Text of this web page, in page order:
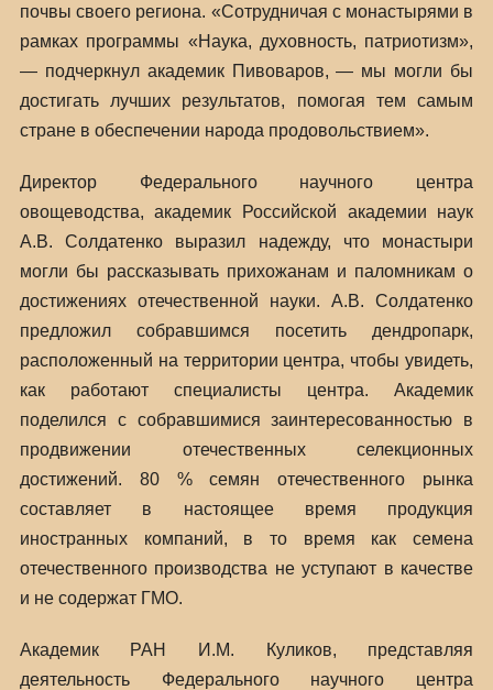
почвы своего региона. «Сотрудничая с монастырями в
рамках программы «Наука, духовность, патриотизм»,
— подчеркнул академик Пивоваров, — мы могли бы
достигать лучших результатов, помогая тем самым
стране в обеспечении народа продовольствием».
Директор Федерального научного центра
овощеводства, академик Российской академии наук
А.В. Солдатенко выразил надежду, что монастыри
могли бы рассказывать прихожанам и паломникам о
достижениях отечественной науки. А.В. Солдатенко
предложил собравшимся посетить дендропарк,
расположенный на территории центра, чтобы увидеть,
как работают специалисты центра. Академик
поделился с собравшимися заинтересованностью в
продвижении отечественных селекционных
достижений. 80 % семян отечественного рынка
составляет в настоящее время продукция
иностранных компаний, в то время как семена
отечественного производства не уступают в качестве
и не содержат ГМО.
Академик РАН И.М. Куликов, представляя
деятельность Федерального научного центра